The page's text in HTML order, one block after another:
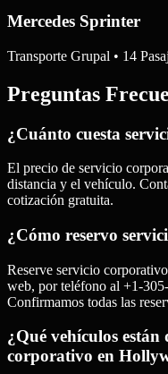
Mercedes Sprinter
Transporte Grupal • 14
Preguntas
¿Cuánto cuesta
El precio de servicio
distancia y el vehículo.
cotización gratuita.
¿Cómo reservo
Reserve servicio
web, por teléfono al +1-
Confirmamos todas las
¿Qué vehículos
corporativo en